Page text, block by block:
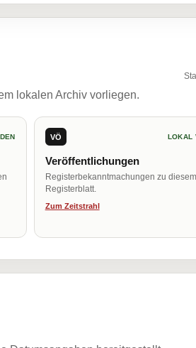
lokalen Archiv vorliegen.
VÖ LOKAL
Veröffentlichungen
Registerbekanntmachungen zu diesem
Registerblatt.
Zum Zeitstrahl